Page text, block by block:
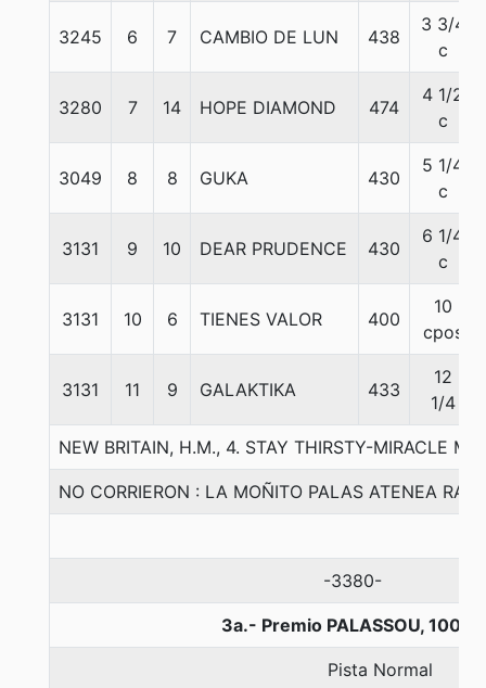
3245 6 7 CAMBIO DE LUN 438
3 3/4
c
3280 7 14 HOPE DIAMOND 474
4 1/2
c
3049 8 8 GUKA 430
5 1/4
c
3131 9 10 DEAR PRUDENCE 430
6 1/4
c
3131 10 6 TIENES VALOR 400
10
cpos
3131 11 9 GALAKTIKA 433
12
1/4
NEW BRITAIN, H.M., 4. STAY THIRSTY-MIRACLE
NO CORRIERON : LA MOÑITO PALAS ATENEA
-3380-
3a.- Premio PALASSOU, 1000
Pista Normal